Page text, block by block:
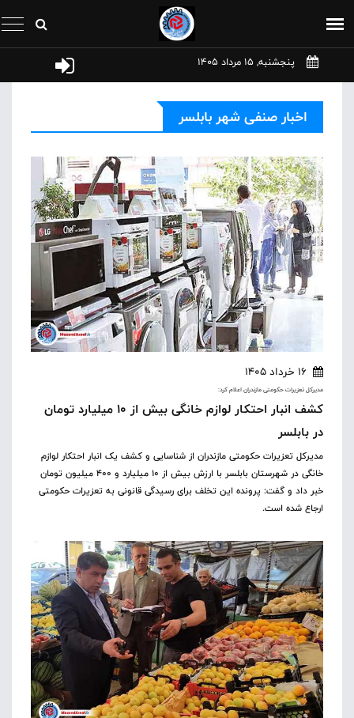
پنجشنبه, 15 مرداد 1405
اخبار صنفی شهر بابلسر
16 خرداد 1405
مدیرکل تعزیرات حکومتی مازندران اعلام کرد:
کشف انبار احتکار لوازم خانگی بیش از ۱۰ میلیارد تومان
در بابلسر
مدیرکل تعزیرات حکومتی مازندران از شناسایی و کشف یک انبار احتکار لوازم
خانگی در شهرستان بابلسر با ارزش بیش از ۱۰ میلیارد و ۴۰۰ میلیون تومان
خبر داد و گفت: پرونده این تخلف برای رسیدگی قانونی به تعزیرات حکومتی
ارجاع شده است.